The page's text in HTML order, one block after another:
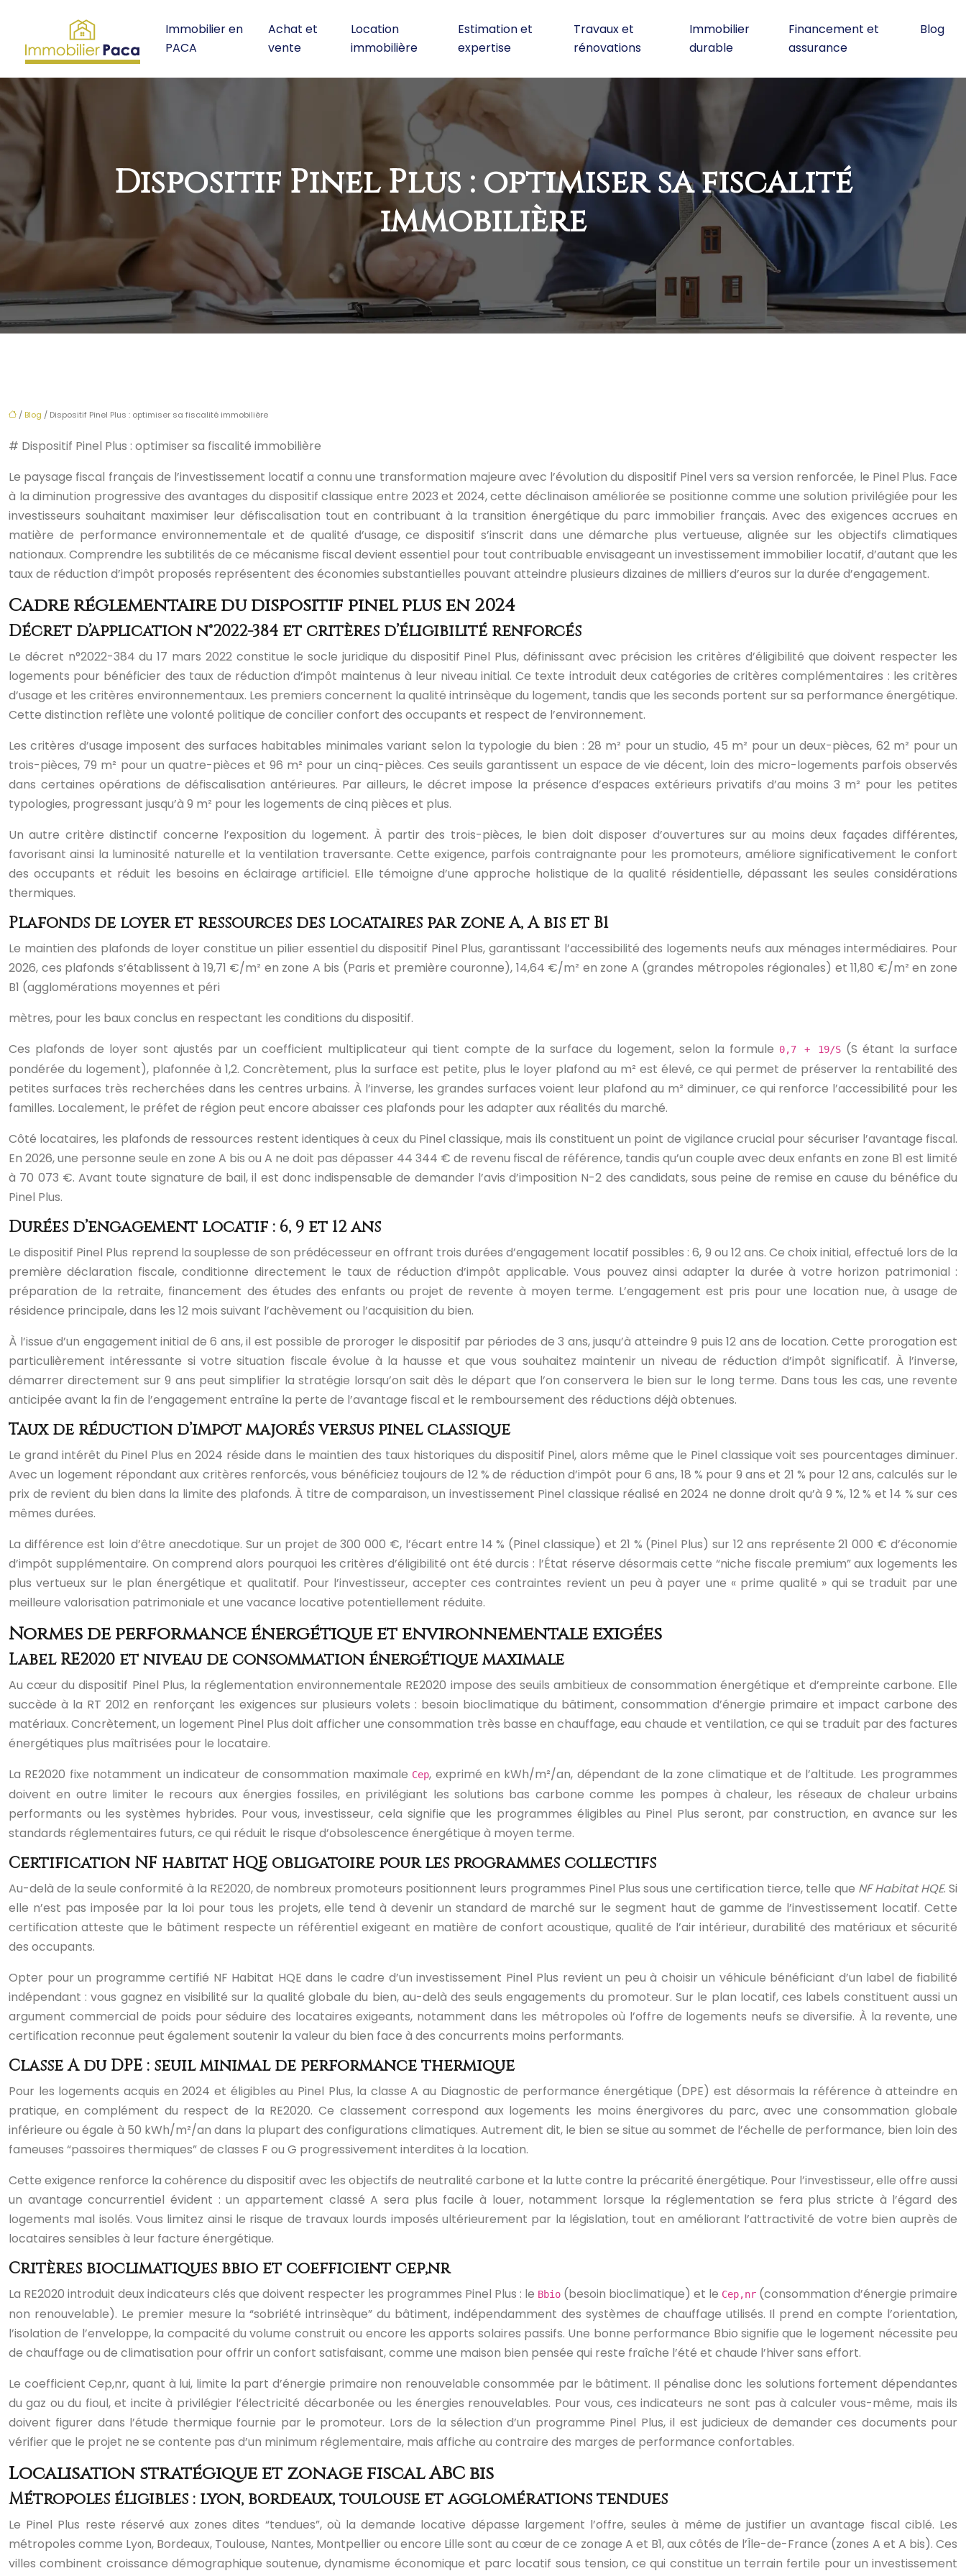
Immobilier en
PACA
Achat et
vente
Location
immobilière
Estimation et
expertise
Travaux et
rénovations
Immobilier
durable
Financement et
assurance
Blog
Dispositif Pinel Plus : optimiser sa fiscalité
immobilière
/ Blog / Dispositif Pinel Plus : optimiser sa fiscalité immobilière
# Dispositif Pinel Plus : optimiser sa fiscalité immobilière
Le paysage fiscal français de l’investissement locatif a connu une transformation majeure avec l’évolution du dispositif Pinel vers sa version renforcée, le Pinel Plus. Face
à la diminution progressive des avantages du dispositif classique entre 2023 et 2024, cette déclinaison améliorée se positionne comme une solution privilégiée pour les
investisseurs souhaitant maximiser leur défiscalisation tout en contribuant à la transition énergétique du parc immobilier français. Avec des exigences accrues en
matière de performance environnementale et de qualité d’usage, ce dispositif s’inscrit dans une démarche plus vertueuse, alignée sur les objectifs climatiques
nationaux. Comprendre les subtilités de ce mécanisme fiscal devient essentiel pour tout contribuable envisageant un investissement immobilier locatif, d’autant que les
taux de réduction d’impôt proposés représentent des économies substantielles pouvant atteindre plusieurs dizaines de milliers d’euros sur la durée d’engagement.
Cadre réglementaire du dispositif pinel plus en 2024
Décret d’application n°2022-384 et critères d’éligibilité renforcés
Le décret n°2022-384 du 17 mars 2022 constitue le socle juridique du dispositif Pinel Plus, définissant avec précision les critères d’éligibilité que doivent respecter les
logements pour bénéficier des taux de réduction d’impôt maintenus à leur niveau initial. Ce texte introduit deux catégories de critères complémentaires : les critères
d’usage et les critères environnementaux. Les premiers concernent la qualité intrinsèque du logement, tandis que les seconds portent sur sa performance énergétique.
Cette distinction reflète une volonté politique de concilier confort des occupants et respect de l’environnement.
Les critères d’usage imposent des surfaces habitables minimales variant selon la typologie du bien : 28 m² pour un studio, 45 m² pour un deux-pièces, 62 m² pour un
trois-pièces, 79 m² pour un quatre-pièces et 96 m² pour un cinq-pièces. Ces seuils garantissent un espace de vie décent, loin des micro-logements parfois observés
dans certaines opérations de défiscalisation antérieures. Par ailleurs, le décret impose la présence d’espaces extérieurs privatifs d’au moins 3 m² pour les petites
typologies, progressant jusqu’à 9 m² pour les logements de cinq pièces et plus.
Un autre critère distinctif concerne l’exposition du logement. À partir des trois-pièces, le bien doit disposer d’ouvertures sur au moins deux façades différentes,
favorisant ainsi la luminosité naturelle et la ventilation traversante. Cette exigence, parfois contraignante pour les promoteurs, améliore significativement le confort
des occupants et réduit les besoins en éclairage artificiel. Elle témoigne d’une approche holistique de la qualité résidentielle, dépassant les seules considérations
thermiques.
Plafonds de loyer et ressources des locataires par zone A, A bis et B1
Le maintien des plafonds de loyer constitue un pilier essentiel du dispositif Pinel Plus, garantissant l’accessibilité des logements neufs aux ménages intermédiaires. Pour
2026, ces plafonds s’établissent à 19,71 €/m² en zone A bis (Paris et première couronne), 14,64 €/m² en zone A (grandes métropoles régionales) et 11,80 €/m² en zone
B1 (agglomérations moyennes et péri
mètres, pour les baux conclus en respectant les conditions du dispositif.
Ces plafonds de loyer sont ajustés par un coefficient multiplicateur qui tient compte de la surface du logement, selon la formule 0,7 + 19/S (S étant la surface
pondérée du logement), plafonnée à 1,2. Concrètement, plus la surface est petite, plus le loyer plafond au m² est élevé, ce qui permet de préserver la rentabilité des
petites surfaces très recherchées dans les centres urbains. À l’inverse, les grandes surfaces voient leur plafond au m² diminuer, ce qui renforce l’accessibilité pour les
familles. Localement, le préfet de région peut encore abaisser ces plafonds pour les adapter aux réalités du marché.
Côté locataires, les plafonds de ressources restent identiques à ceux du Pinel classique, mais ils constituent un point de vigilance crucial pour sécuriser l’avantage fiscal.
En 2026, une personne seule en zone A bis ou A ne doit pas dépasser 44 344 € de revenu fiscal de référence, tandis qu’un couple avec deux enfants en zone B1 est limité
à 70 073 €. Avant toute signature de bail, il est donc indispensable de demander l’avis d’imposition N-2 des candidats, sous peine de remise en cause du bénéfice du
Pinel Plus.
Durées d’engagement locatif : 6, 9 et 12 ans
Le dispositif Pinel Plus reprend la souplesse de son prédécesseur en offrant trois durées d’engagement locatif possibles : 6, 9 ou 12 ans. Ce choix initial, effectué lors de la
première déclaration fiscale, conditionne directement le taux de réduction d’impôt applicable. Vous pouvez ainsi adapter la durée à votre horizon patrimonial :
préparation de la retraite, financement des études des enfants ou projet de revente à moyen terme. L’engagement est pris pour une location nue, à usage de
résidence principale, dans les 12 mois suivant l’achèvement ou l’acquisition du bien.
À l’issue d’un engagement initial de 6 ans, il est possible de proroger le dispositif par périodes de 3 ans, jusqu’à atteindre 9 puis 12 ans de location. Cette prorogation est
particulièrement intéressante si votre situation fiscale évolue à la hausse et que vous souhaitez maintenir un niveau de réduction d’impôt significatif. À l’inverse,
démarrer directement sur 9 ans peut simplifier la stratégie lorsqu’on sait dès le départ que l’on conservera le bien sur le long terme. Dans tous les cas, une revente
anticipée avant la fin de l’engagement entraîne la perte de l’avantage fiscal et le remboursement des réductions déjà obtenues.
Taux de réduction d’impôt majorés versus pinel classique
Le grand intérêt du Pinel Plus en 2024 réside dans le maintien des taux historiques du dispositif Pinel, alors même que le Pinel classique voit ses pourcentages diminuer.
Avec un logement répondant aux critères renforcés, vous bénéficiez toujours de 12 % de réduction d’impôt pour 6 ans, 18 % pour 9 ans et 21 % pour 12 ans, calculés sur le
prix de revient du bien dans la limite des plafonds. À titre de comparaison, un investissement Pinel classique réalisé en 2024 ne donne droit qu’à 9 %, 12 % et 14 % sur ces
mêmes durées.
La différence est loin d’être anecdotique. Sur un projet de 300 000 €, l’écart entre 14 % (Pinel classique) et 21 % (Pinel Plus) sur 12 ans représente 21 000 € d’économie
d’impôt supplémentaire. On comprend alors pourquoi les critères d’éligibilité ont été durcis : l’État réserve désormais cette “niche fiscale premium” aux logements les
plus vertueux sur le plan énergétique et qualitatif. Pour l’investisseur, accepter ces contraintes revient un peu à payer une « prime qualité » qui se traduit par une
meilleure valorisation patrimoniale et une vacance locative potentiellement réduite.
Normes de performance énergétique et environnementale exigées
Label RE2020 et niveau de consommation énergétique maximale
Au cœur du dispositif Pinel Plus, la réglementation environnementale RE2020 impose des seuils ambitieux de consommation énergétique et d’empreinte carbone. Elle
succède à la RT 2012 en renforçant les exigences sur plusieurs volets : besoin bioclimatique du bâtiment, consommation d’énergie primaire et impact carbone des
matériaux. Concrètement, un logement Pinel Plus doit afficher une consommation très basse en chauffage, eau chaude et ventilation, ce qui se traduit par des factures
énergétiques plus maîtrisées pour le locataire.
La RE2020 fixe notamment un indicateur de consommation maximale Cep, exprimé en kWh/m²/an, dépendant de la zone climatique et de l’altitude. Les programmes
doivent en outre limiter le recours aux énergies fossiles, en privilégiant les solutions bas carbone comme les pompes à chaleur, les réseaux de chaleur urbains
performants ou les systèmes hybrides. Pour vous, investisseur, cela signifie que les programmes éligibles au Pinel Plus seront, par construction, en avance sur les
standards réglementaires futurs, ce qui réduit le risque d’obsolescence énergétique à moyen terme.
Certification NF habitat HQE obligatoire pour les programmes collectifs
Au-delà de la seule conformité à la RE2020, de nombreux promoteurs positionnent leurs programmes Pinel Plus sous une certification tierce, telle que NF Habitat HQE. Si
elle n’est pas imposée par la loi pour tous les projets, elle tend à devenir un standard de marché sur le segment haut de gamme de l’investissement locatif. Cette
certification atteste que le bâtiment respecte un référentiel exigeant en matière de confort acoustique, qualité de l’air intérieur, durabilité des matériaux et sécurité
des occupants.
Opter pour un programme certifié NF Habitat HQE dans le cadre d’un investissement Pinel Plus revient un peu à choisir un véhicule bénéficiant d’un label de fiabilité
indépendant : vous gagnez en visibilité sur la qualité globale du bien, au-delà des seuls engagements du promoteur. Sur le plan locatif, ces labels constituent aussi un
argument commercial de poids pour séduire des locataires exigeants, notamment dans les métropoles où l’offre de logements neufs se diversifie. À la revente, une
certification reconnue peut également soutenir la valeur du bien face à des concurrents moins performants.
Classe A du DPE : seuil minimal de performance thermique
Pour les logements acquis en 2024 et éligibles au Pinel Plus, la classe A au Diagnostic de performance énergétique (DPE) est désormais la référence à atteindre en
pratique, en complément du respect de la RE2020. Ce classement correspond aux logements les moins énergivores du parc, avec une consommation globale
inférieure ou égale à 50 kWh/m²/an dans la plupart des configurations climatiques. Autrement dit, le bien se situe au sommet de l’échelle de performance, bien loin des
fameuses “passoires thermiques” de classes F ou G progressivement interdites à la location.
Cette exigence renforce la cohérence du dispositif avec les objectifs de neutralité carbone et la lutte contre la précarité énergétique. Pour l’investisseur, elle offre aussi
un avantage concurrentiel évident : un appartement classé A sera plus facile à louer, notamment lorsque la réglementation se fera plus stricte à l’égard des
logements mal isolés. Vous limitez ainsi le risque de travaux lourds imposés ultérieurement par la législation, tout en améliorant l’attractivité de votre bien auprès de
locataires sensibles à leur facture énergétique.
Critères bioclimatiques bbio et coefficient cep,nr
La RE2020 introduit deux indicateurs clés que doivent respecter les programmes Pinel Plus : le Bbio (besoin bioclimatique) et le Cep,nr (consommation d’énergie primaire
non renouvelable). Le premier mesure la “sobriété intrinsèque” du bâtiment, indépendamment des systèmes de chauffage utilisés. Il prend en compte l’orientation,
l’isolation de l’enveloppe, la compacité du volume construit ou encore les apports solaires passifs. Une bonne performance Bbio signifie que le logement nécessite peu
de chauffage ou de climatisation pour offrir un confort satisfaisant, comme une maison bien pensée qui reste fraîche l’été et chaude l’hiver sans effort.
Le coefficient Cep,nr, quant à lui, limite la part d’énergie primaire non renouvelable consommée par le bâtiment. Il pénalise donc les solutions fortement dépendantes
du gaz ou du fioul, et incite à privilégier l’électricité décarbonée ou les énergies renouvelables. Pour vous, ces indicateurs ne sont pas à calculer vous-même, mais ils
doivent figurer dans l’étude thermique fournie par le promoteur. Lors de la sélection d’un programme Pinel Plus, il est judicieux de demander ces documents pour
vérifier que le projet ne se contente pas d’un minimum réglementaire, mais affiche au contraire des marges de performance confortables.
Localisation stratégique et zonage fiscal ABC bis
Métropoles éligibles : lyon, bordeaux, toulouse et agglomérations tendues
Le Pinel Plus reste réservé aux zones dites “tendues”, où la demande locative dépasse largement l’offre, seules à même de justifier un avantage fiscal ciblé. Les
métropoles comme Lyon, Bordeaux, Toulouse, Nantes, Montpellier ou encore Lille sont au cœur de ce zonage A et B1, aux côtés de l’Île-de-France (zones A et A bis). Ces
villes combinent croissance démographique soutenue, dynamisme économique et parc locatif sous tension, ce qui constitue un terrain fertile pour un investissement